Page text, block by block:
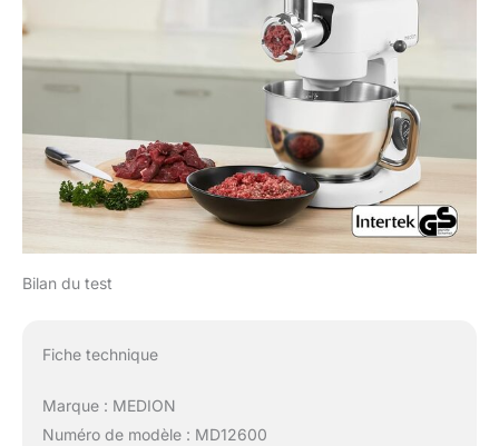
Bilan du test
Fiche technique
Marque : MEDION
Numéro de modèle : MD12600